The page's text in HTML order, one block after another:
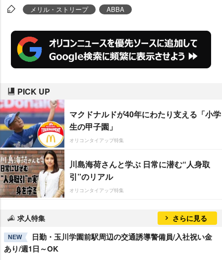
メリル・ストリープ ABBA
PICK UP
マクドナルドが40年にわたり支える「小学
生の甲子園」
オリコンタイアップ特集
川島海荷さんと学ぶ 日常に潜む“人身取
引”のリアル
オリコンタイアップ特集
求人特集 さらに見る
NEW
日勤・玉川学園前駅周辺の交通誘導警備員/入社祝い金
あり/週1日～OK